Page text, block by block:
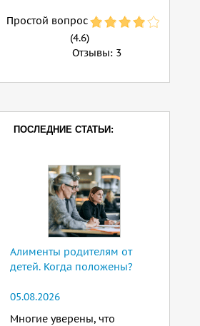
Простой вопрос
(4.6)
Отзывы: 3
ПОСЛЕДНИЕ СТАТЬИ:
Алименты родителям от
детей. Когда положены?
05.08.2026
Многие уверены, что